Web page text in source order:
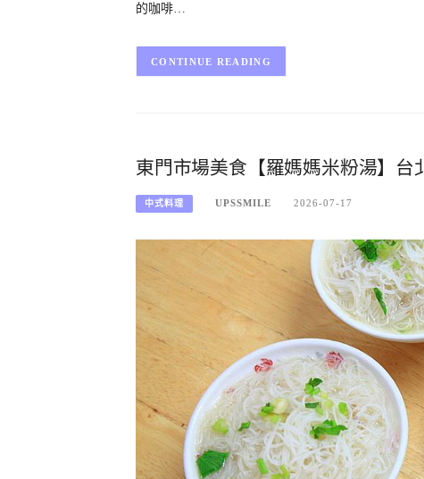
的咖啡…
CONTINUE READING
東門市場美食【羅媽媽米粉湯】台
中式料理 UPSSMILE 2026-07-17